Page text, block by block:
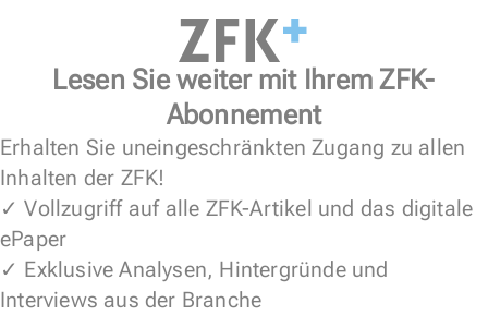
Lesen Sie weiter mit Ihrem ZFK-
Abonnement
Erhalten Sie uneingeschränkten Zugang zu allen
Inhalten der ZFK!
✓ Vollzugriff auf alle ZFK-Artikel und das digitale
ePaper
✓ Exklusive Analysen, Hintergründe und
Interviews aus der Branche